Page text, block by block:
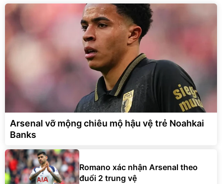
Arsenal vỡ mộng chiêu mộ hậu vệ trẻ Noahkai
Banks
Romano xác nhận Arsenal theo
đuổi 2 trung vệ